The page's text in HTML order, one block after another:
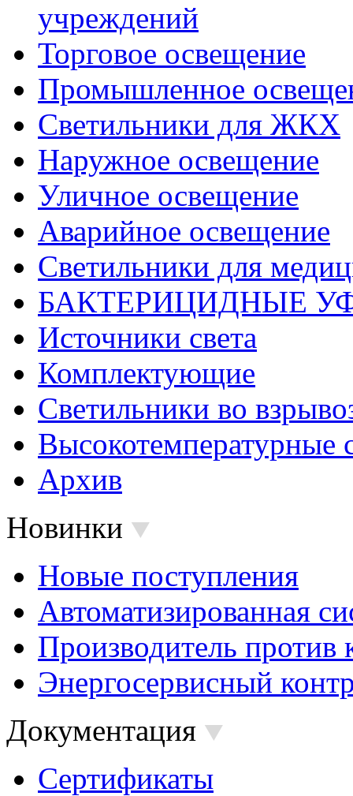
учреждений
Торговое освещение
Промышленное
Светильники для ЖКХ
Наружное освещение
Уличное освещение
Аварийное освещение
Светильники для
БАКТЕРИЦИДНЫЕ
Источники света
Комплектующие
Светильники во
Высокотемпературные
Архив
Новинки
Новые поступления
Автоматизированная
Производитель против
Энергосервисный
Документация
Сертификаты